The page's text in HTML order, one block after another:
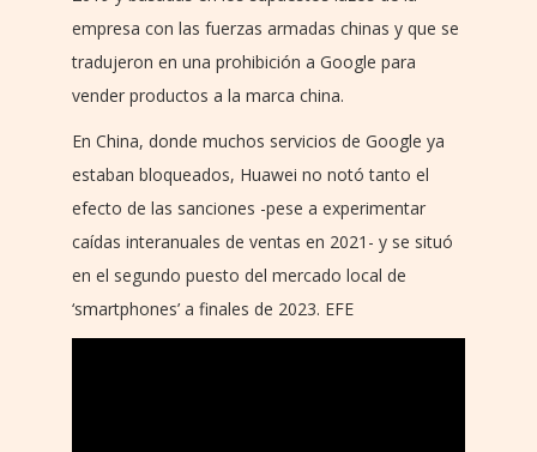
empresa con las fuerzas armadas chinas y que se
tradujeron en una prohibición a Google para
vender productos a la marca china.
En China, donde muchos servicios de Google ya
estaban bloqueados, Huawei no notó tanto el
efecto de las sanciones -pese a experimentar
caídas interanuales de ventas en 2021- y se situó
en el segundo puesto del mercado local de
‘smartphones’ a finales de 2023. EFE